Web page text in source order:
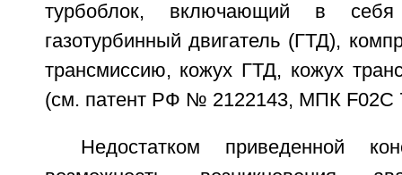
турбоблок, включающий в
газотурбинный двигатель (ГТД),
трансмиссию, кожух ГТД, кожух
(см. патент РФ № 2122143, МПК F02C
Недостатком приведенной